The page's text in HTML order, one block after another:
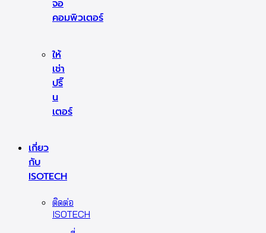
จอ
คอมพิวเตอร์
ให้
เช่า
ปริ๊
น
เตอร์
เกี่ยว
กับ
ISOTECH
ติดต่อ
ISOTECH